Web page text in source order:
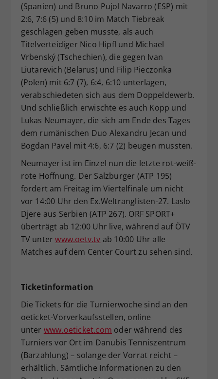
(Spanien) und Bruno Pujol Navarro (ESP) mit
2:6, 7:6 (5) und 8:10 im Match Tiebreak
geschlagen geben musste, als auch
Titelverteidiger Nico Hipfl und Michael
Vrbenský (Tschechien), die gegen Ivan
Liutarevich (Belarus) und Filip Pieczonka
(Polen) mit 6:7 (7), 6:4, 6:10 unterlagen,
verabschiedeten sich aus dem Doppeldewerb.
Und schließlich erwischte es auch Kopp und
Lukas Neumayer, die sich am Ende des Tages
dem rumänischen Duo Alexandru Jecan und
Bogdan Pavel mit 4:6, 6:7 (2) beugen mussten.
Neumayer ist im Einzel nun die letzte rot-weiß-
rote Hoffnung. Der Salzburger (ATP 195)
fordert am Freitag im Viertelfinale um nicht
vor 14:00 Uhr den Ex.Weltranglisten-27. Laslo
Djere aus Serbien (ATP 267). ORF SPORT+
überträgt ab 12:00 Uhr live, während auf ÖTV
TV unterwww.oetv.tv ab 10:00 Uhr alle
Matches auf dem Center Court zu sehen sind.
Ticketinformation
Die Tickets für die Turnierwoche sind an den
oeticket-Vorverkaufsstellen, online
unter www.oeticket.com oder während des
Turniers vor Ort im Danubis Tenniszentrum
(Barzahlung) – solange der Vorrat reicht –
erhältlich. Sämtliche Informationen zu den